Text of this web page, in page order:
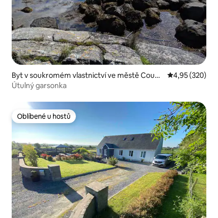
Byt v soukromém vlastnictví ve městě Count
y Galway
Průměrné
4,95 (320)
Útulný garsonka
Oblíbené u hostů
Oblíbené u hostů